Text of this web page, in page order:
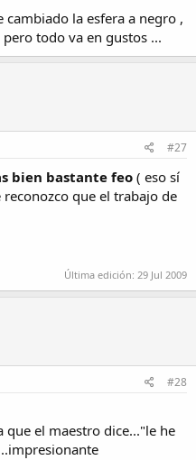
la esfera a negro ,
todo va en gustos ...
#27
bien bastante feo ( eso sí
que el trabajo de
Última edición: 29 Jul 2009
#28
el maestro dice..."le he